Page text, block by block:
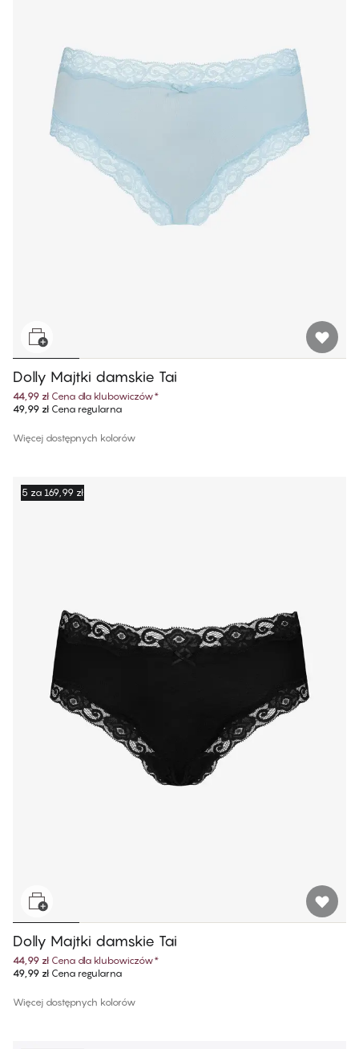
Dolly Majtki damskie Tai
44,99 zł Cena dla klubowiczów*
49,99 złCena regularna
Więcej dostępnych kolorów
5 za 169,99 zł
Dolly Majtki damskie Tai
44,99 zł Cena dla klubowiczów*
49,99 złCena regularna
Więcej dostępnych kolorów